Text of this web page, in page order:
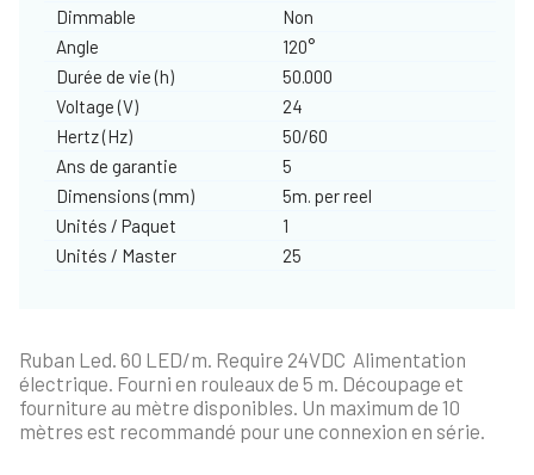
Dimmable
Non
Angle
120°
Durée de vie (h)
50.000
Voltage (V)
24
Hertz (Hz)
50/60
Ans de garantie
5
Dimensions (mm)
5m. per reel
Unités / Paquet
1
Unités / Master
25
Ruban Led. 60 LED/m. Require 24VDC Alimentation
électrique. Fourni en rouleaux de 5 m. Découpage et
fourniture au mètre disponibles. Un maximum de 10
mètres est recommandé pour une connexion en série.